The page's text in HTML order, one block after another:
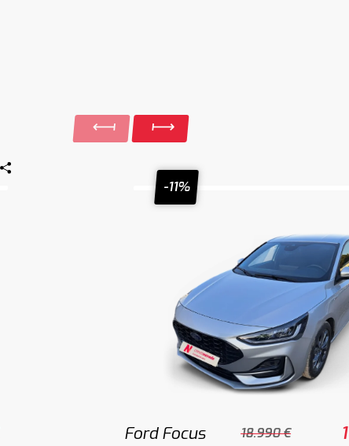
-11%
Ford Focus 18.990 €